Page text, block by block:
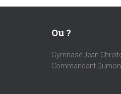
Ou ?
Gymnase Jean
Commandant